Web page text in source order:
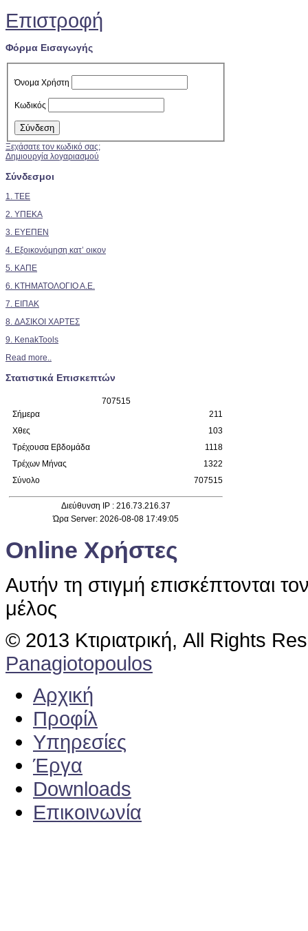
Επιστροφή
Φόρμα Εισαγωγής
Όνομα Χρήστη
Κωδικός
Ξεχάσατε τον κωδικό σας;
Δημιουργία λογαριασμού
Σύνδεσμοι
1. TEE
2. ΥΠΕΚΑ
3. ΕΥΕΠΕΝ
4. Εξοικονόμηση κατ’ οικον
5. ΚΑΠΕ
6. ΚΤΗΜΑΤΟΛΟΓΙΟ Α.Ε.
7. ΕΙΠΑΚ
8. ΔΑΣΙΚΟΙ ΧΑΡΤΕΣ
9. KenakTools
Read more..
Στατιστικά Επισκεπτών
707515
Σήμερα
Χθες
Τρέχουσα Εβδομάδα
Τρέχων Μήνας
Σύνολο
211
103
1118
1322
707515
Διεύθυνση IP : 216.73.216.37
Ώρα Server: 2026-08-08 17:49:05
Online Χρήστες
Αυτήν τη στιγμή επισκέπτονται
μέλος
© 2013 Κτιριατρική, All Rights
Panagiotopoulos
Αρχική
Προφίλ
Υπηρεσίες
Έργα
Downloads
Επικοινωνία